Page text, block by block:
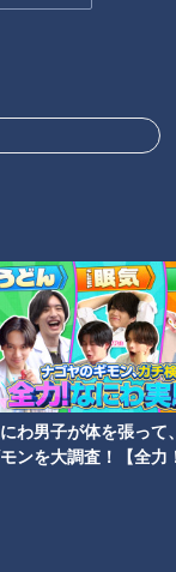
わ男子が体を張って
ンを大調査！【全力
毎週火曜日よる
ら